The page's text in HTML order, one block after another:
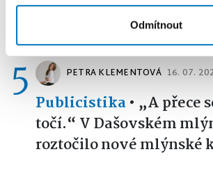
Odmítnout
5 PETRA KLEMENTOVÁ 16. 07.
Publicistika• „A přece
točí.“ V Dašovském
roztočilo nové mlýnské